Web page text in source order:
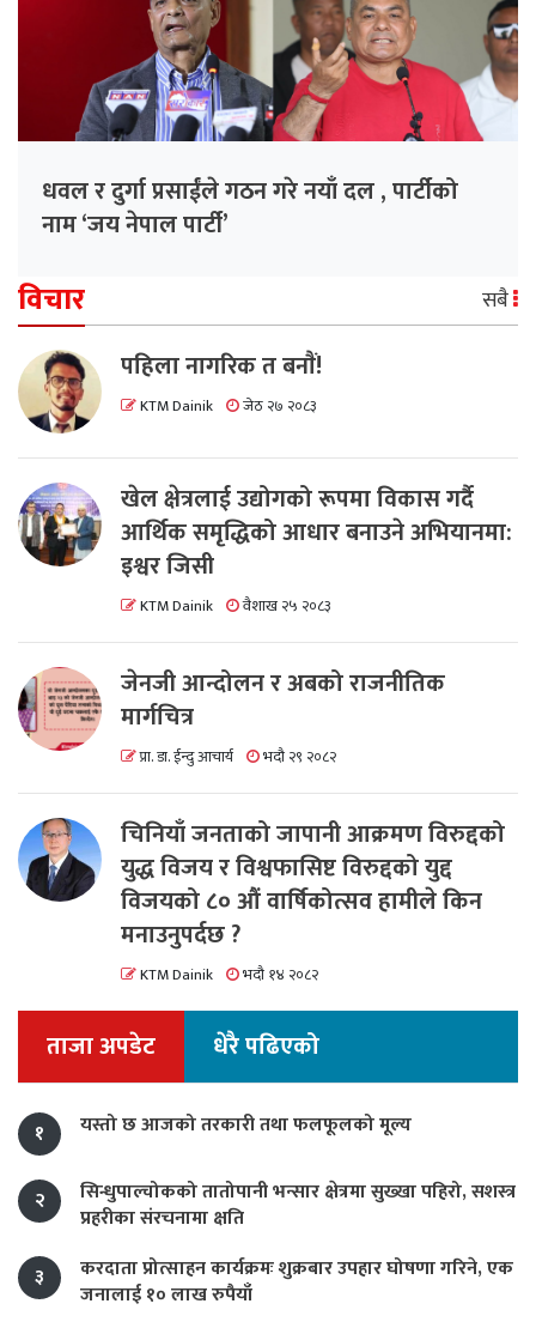
धवल र दुर्गा प्रसाईंले गठन गरे नयाँ दल , पार्टीको
नाम ‘जय नेपाल पार्टी’
विचार सबै
पहिला नागरिक त बनाैं!
KTM Dainik जेठ २७ २०८३
खेल क्षेत्रलाई उद्योगको रूपमा विकास गर्दै
आर्थिक समृद्धिको आधार बनाउने अभियानमा:
इश्वर जिसी
KTM Dainik वैशाख २५ २०८३
जेनजी आन्दोलन र अबको राजनीतिक
मार्गचित्र
प्रा. डा. ईन्दु आचार्य भदौ २९ २०८२
चिनियाँ जनताको जापानी आक्रमण विरुद्दको
युद्ध विजय र विश्वफासिष्ट विरुद्दको युद्द
विजयको ८० औं वार्षिकोत्सव हामीले किन
मनाउनुपर्दछ ?
KTM Dainik भदौ १४ २०८२
ताजा अपडेट धेरै पढिएको
१ यस्तो छ आजको तरकारी तथा फलफूलको मूल्य
२
सिन्धुपाल्चोकको तातोपानी भन्सार क्षेत्रमा सुख्खा पहिरो, सशस्त्र
प्रहरीका संरचनामा क्षति
३
करदाता प्रोत्साहन कार्यक्रमः शुक्रबार उपहार घोषणा गरिने, एक
जनालाई १० लाख रुपैयाँ